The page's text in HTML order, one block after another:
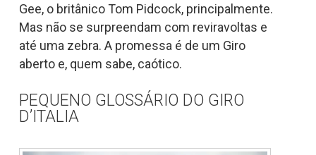
Gee, o britânico Tom Pidcock, principalmente.
Mas não se surpreendam com reviravoltas e
até uma zebra. A promessa é de um Giro
aberto e, quem sabe, caótico.
PEQUENO GLOSSÁRIO DO GIRO
D’ITALIA